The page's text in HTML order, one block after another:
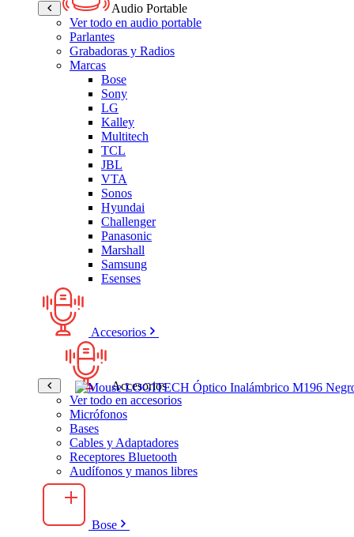
Audio Portable
Ver todo en audio portable
Parlantes
Grabadoras y Radios
Marcas
Bose
Sony
LG
Kalley
Multitech
TCL
JBL
VTA
Sonos
Hyundai
Challenger
Panasonic
Marshall
Samsung
Esenses
Accesorios
Accesorios
Ver todo en accesorios
Micrófonos
Bases
Cables y Adaptadores
Receptores Bluetooth
Audífonos y manos libres
Bose